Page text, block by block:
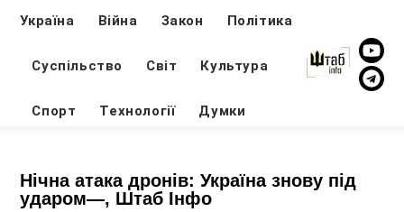
Україна Війна Закон Політика
Суспільство Світ Культура
Спорт Технології Думки
Нічна атака дронів: Україна знову під
ударом—, Штаб Інфо